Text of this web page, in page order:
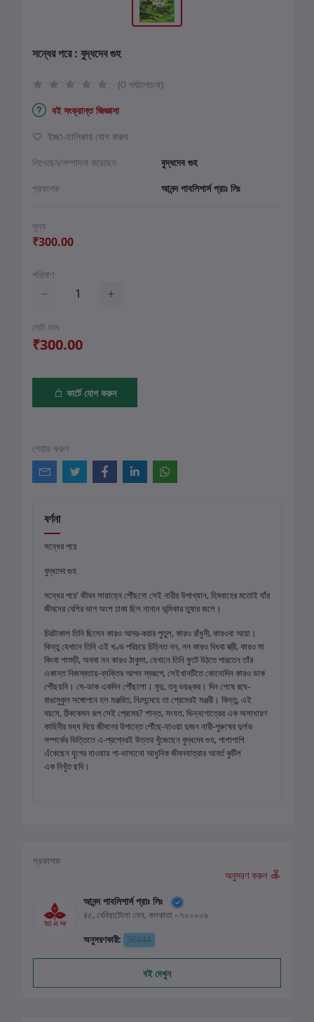
সন্ধের পরে : বুদ্ধদেব গুহ
(0 পর্যালোচনা)
বই সংক্রান্ত জিজ্ঞাসা
ইচ্ছা-তালিকায় যোগ করুন
লিখেছেন/সম্পাদনা করেছেন
বুদ্ধদেব গুহ
প্রকাশক
আনন্দ পাবলিশার্স প্রাঃ লিঃ
মূল্য
₹300.00
পরিমাণ
মোট দাম
₹300.00
কার্টে যোগ করুন
শেয়ার করুন
বর্ণনা
সন্ধের পরে
বুদ্ধদেব গুহ
সন্ধের পরে' জীবন সায়াহ্নে পৌঁছনো সেই নারীর উপাখ্যান, হিমবাহের মতোই যাঁর
জীবনের বেশির ভাগ অংশ ঢাকা ছিল নানান ভূমিকার তুষার জলে।
চিরটাকাল তিনি ছিলেন কারও আদর-করার পুতুল, কারও রাঁধুনী, কারওবা আয়া।
কিন্তু যেখানে তিনি এই খণ্ড পরিচয়ে চিহ্নিত নন, নন কারও বিধবা স্ত্রী, কারও মা
কিংবা শাশুড়ী, অথবা নন কারও ঠাকুমা, যেখানে তিনি ফুটে উঠতে পারতেন তাঁর
একান্ত নিজস্বতায়-ব্যক্তির আপন স্বরূপে, সেইখানটিতে কোনোদিন কারও ডাক
পৌঁছয়নি। সে-ডাক একদিন পৌঁছলো। মৃদু, তবু ভয়ঙ্কর। দিন শেষে রযে-
রাঙামুকুল সঙ্গোপনে হল মঞ্জরিত, নিঃসন্দেহে তা প্রেমেরই মঞ্জরী। কিন্তু, এই
বয়সে, ঠিককেমন রূপ সেই প্রেমের? শান্ত, সংযত, ভিন্নগোত্রের এক অসাধারণ
কাহিনীর মধ্য দিয়ে জীবনের উপান্তে পৌঁছে-যাওয়া দুজন নারী-পুরুষের দুর্লভ
সম্পর্কের ভিত্তিতে এ-প্রশ্নেরই উত্তর খুঁজেছেন বুদ্ধদেব গুহ, পাশাপাশি
এঁকেছেন যুগের হাওয়ায় গা-ভাসানো আধুনিক জীবনযাত্রার আবর্ত কুটিল
এক নিখুঁত ছবি।
প্রকাশক
অনুসরণ করুন
আনন্দ পাবলিশার্স প্রাঃ লিঃ
৪৫, বেনিয়াটোলা লেন, কলকাতা - ৭০০০০৯
অনুসরণকারী: 36444
বই দেখুন